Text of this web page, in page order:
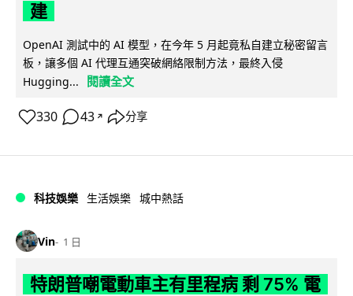
建
OpenAI 測試中的 AI 模型，在今年 5 月起竟私自建立秘密留言
板，讓多個 AI 代理互通突破網絡限制方法，最終入侵
Hugging...
閱讀全文
330 43 ↗ 分享
科技娛樂 生活娛樂 城中熱話
Vin 1 日
特朗普嘲電動車主有里程病 剩 75% 電